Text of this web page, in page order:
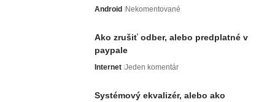
Android Nekomentované
Ako zrušiť odber, alebo predplatné v
paypale
Internet Jeden komentár
Systémový ekvalizér, alebo ako